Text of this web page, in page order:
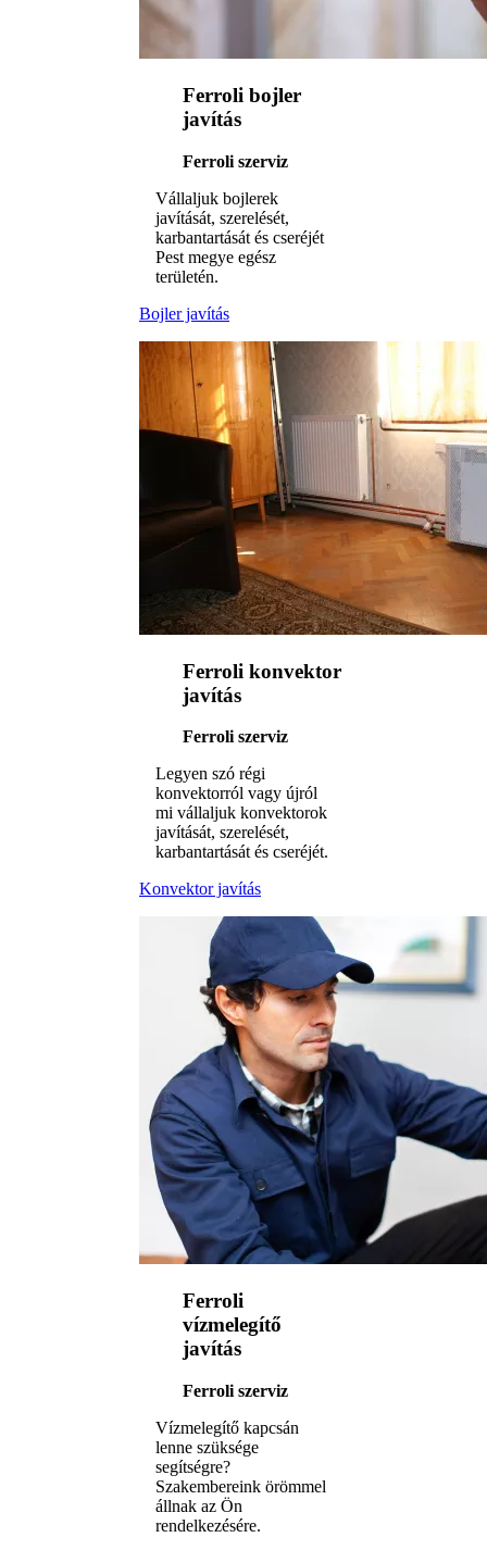
Ferroli bojler
javítás
Ferroli szerviz
Vállaljuk bojlerek
javítását, szerelését,
karbantartását és cseréjét
Pest megye egész
területén.
Bojler javítás
Ferroli konvektor
javítás
Ferroli szerviz
Legyen szó régi
konvektorról vagy újról
mi vállaljuk konvektorok
javítását, szerelését,
karbantartását és cseréjét.
Konvektor javítás
Ferroli
vízmelegítő
javítás
Ferroli szerviz
Vízmelegítő kapcsán
lenne szüksége
segítségre?
Szakembereink örömmel
állnak az Ön
rendelkezésére.